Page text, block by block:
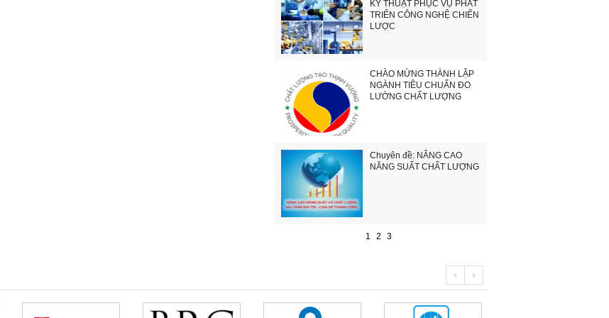
KỸ THUẬT PHỤC VỤ PHÁT
TRIỂN CÔNG NGHỆ CHIẾN
LƯỢC
CHÀO MỪNG THÀNH LẬP
NGÀNH TIÊU CHUẨN ĐO
LƯỜNG CHẤT LƯỢNG
Chuyên đề: NÂNG CAO
NĂNG SUẤT CHẤT LƯỢNG
1 2 3